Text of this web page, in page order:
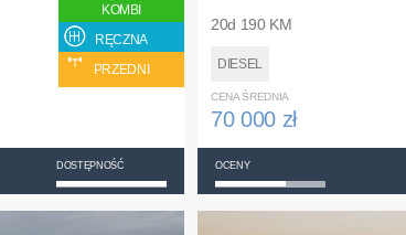
KOMBI
RĘCZNA
PRZEDNI
DOSTĘPNOŚĆ
20d 190 KM
DIESEL
CENA ŚREDNIA
70 000 zł
OCENY